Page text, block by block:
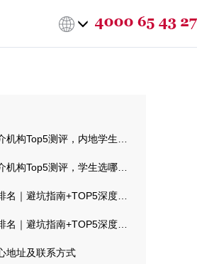
地址及联系方式